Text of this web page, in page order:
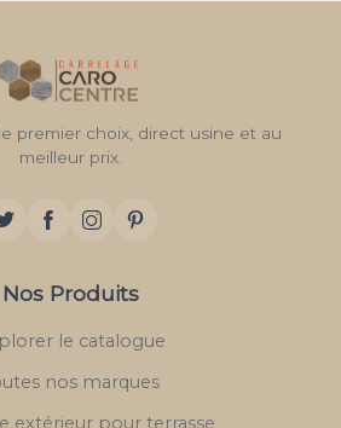
premier choix, direct usine et au
meilleur prix.
Nos Produits
le catalogue
nos marques
extérieur pour terrasse